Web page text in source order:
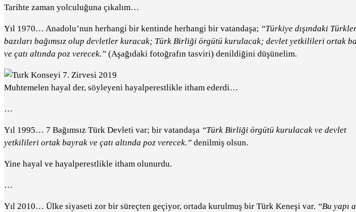
Tarihte zaman yolculuğuna çıkalım…
Yıl 1970… Anadolu’nun herhangi bir kentinde herhangi bir vatandaşa; “Türkiye dışındaki
bazıları bağımsız olup devletler kuracak; Türk Birliği örgütü kurulacak; devlet yetkilileri ortak
ve çatı altında poz verecek.” (Aşağıdaki fotoğrafın tasviri) denildiğini düşünelim.
Muhtemelen hayal der, söyleyeni hayalperestlikle itham ederdi…
…
Yıl 1995… 7 Bağımsız Türk Devleti var; bir vatandaşa “Türk Birliği örgütü kurulacak ve devlet
yetkilileri ortak bayrak ve çatı altında poz verecek.” denilmiş olsun.
Yine hayal ve hayalperestlikle itham olunurdu.
…
Yıl 2010… Ülke siyaseti zor bir süreçten geçiyor, ortada kurulmuş bir Türk Keneşi var. “Bu yapı